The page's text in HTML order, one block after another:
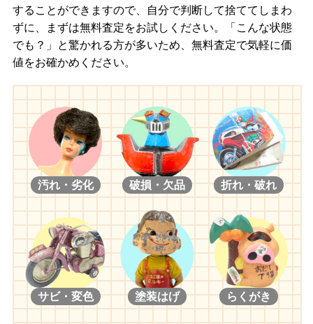
することができますので、自分で判断して捨ててしまわ
ずに、まずは無料査定をお試しください。「こんな状態
でも？」と驚かれる方が多いため、無料査定で気軽に価
値をお確かめください。
汚れ・劣化 破損・欠品 折れ・破れ
サビ・変色 塗装はげ らくがき